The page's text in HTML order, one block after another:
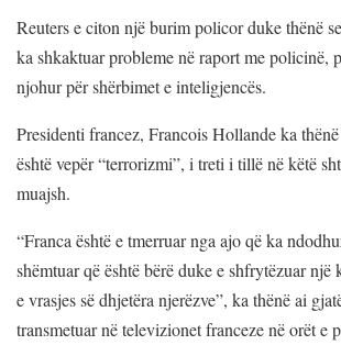
Reuters e citon një burim policor duke thënë
ka shkaktuar probleme në raport me policinë,
njohur për shërbimet e inteligjencës.
Presidenti francez, Francois Hollande ka
është vepër “terrorizmi”, i treti i tillë në këtë
muajsh.
“Franca është e tmerruar nga ajo që ka
shëmtuar që është bërë duke e shfrytëzuar
e vrasjes së dhjetëra njerëzve”, ka thënë ai
transmetuar në televizionet franceze në orët e